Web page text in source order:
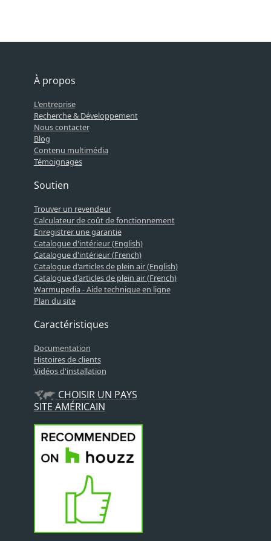
À propos
L'entreprise
Recherche & Développement
Nous contacter
Blog
Contenu multimédia
Témoignages
Soutien
Trouver un revendeur
Calculateur de coût de fonctionnement
Enregistrer une garantie
Catalogue d'intérieur (English)
Catalogue d'intérieur (French)
Catalogue d'articles de plein air (English)
Catalogue d'articles de plein air (French)
Warmupedia - Aide technique en ligne
Plan du site
Caractéristiques
Documentation
Histoires de clients
Vidéos d'installation
CHOISIR UN PAYS
SITE AMÉRICAIN